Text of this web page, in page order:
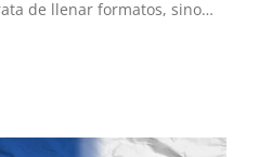
de llenar formatos, sino…